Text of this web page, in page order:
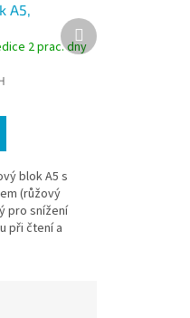
A5,
listů, 80
2 prac. dny
blok A5 s
(růžový
pro snížení
při čtení a
Další
produkt